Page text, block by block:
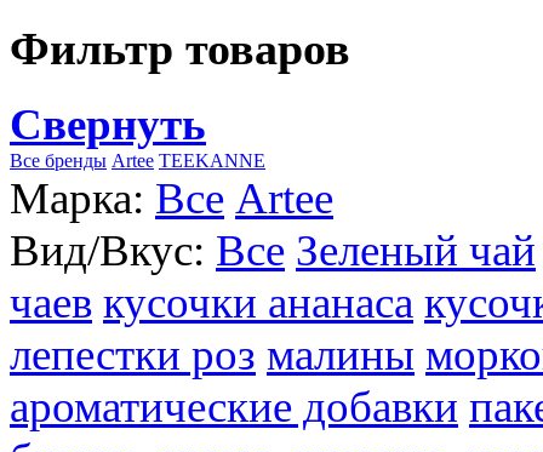
Фильтр товаров
Свернуть
Все бренды Artee TEEKANNE
Марка: Все Artee
Вид/Вкус: Все Зеленый чай
чаев кусочки ананаса
лепестки роз малины
ароматические добавки